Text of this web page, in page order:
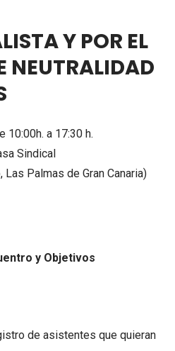
Y POR EL
NEUTRALIDAD
10:00h. a 17:30 h.
Sindical
Palmas de Gran Canaria)
y Objetivos
de asistentes que quieran